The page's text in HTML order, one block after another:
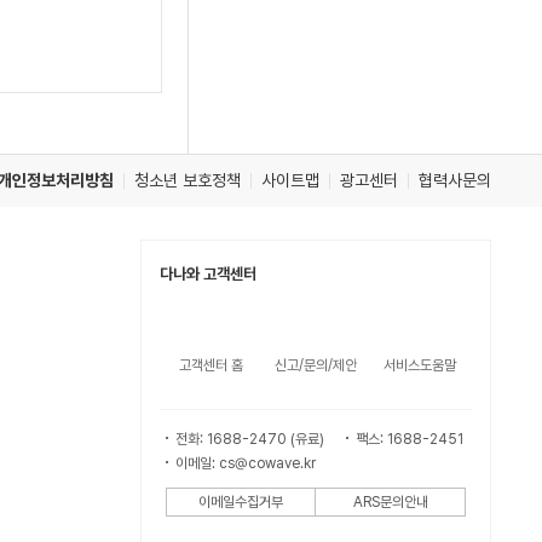
인정보처리방침 청소년 보호정책 사이트맵 광고센터 협력사문의
다나와 고객센터
고객센터 홈 신고/문의/제안 서비스도움말
전화: 1688-2470 (유료)
팩스: 1688-2451
이메일: cs@cowave.kr
이메일수집거부 ARS문의안내